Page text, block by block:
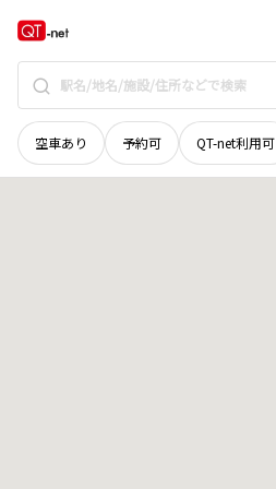
空車あり 予約可 QT-net利用可
徳島県